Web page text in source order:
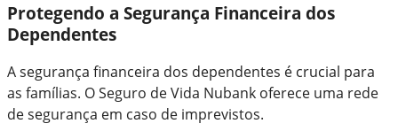
Protegendo a Segurança Financeira dos
Dependentes
A segurança financeira dos dependentes é crucial para
as famílias. O Seguro de Vida Nubank oferece uma rede
de segurança em caso de imprevistos.